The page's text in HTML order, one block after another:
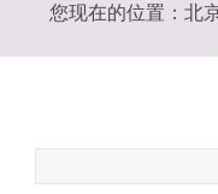
您现在的位置： 北